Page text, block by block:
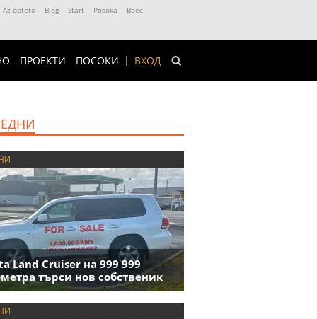
Az-deteto Blog Start Posoka
Boec
ВХОД
ПРОЕКТИ ПОСОКИ
Land Cruiser на 999 999
търси нов собственик